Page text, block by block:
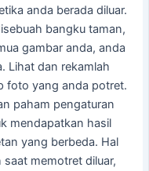
anda berada diluar.
bangku taman,
gambar anda, anda
Lihat dan rekamlah
foto yang anda potret.
paham pengaturan
mendapatkan hasil
yang berbeda. Hal
memotret diluar,